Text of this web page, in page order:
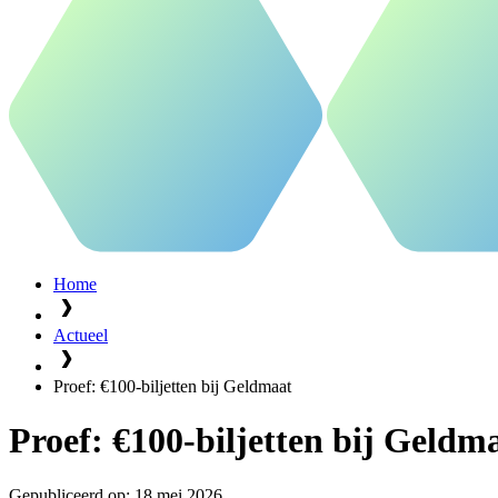
Home
Actueel
Proef: €100-biljetten bij Geldmaat
Proef: €100-biljetten bij